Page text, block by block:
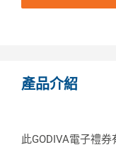
產品介紹
此GODIVA電子禮